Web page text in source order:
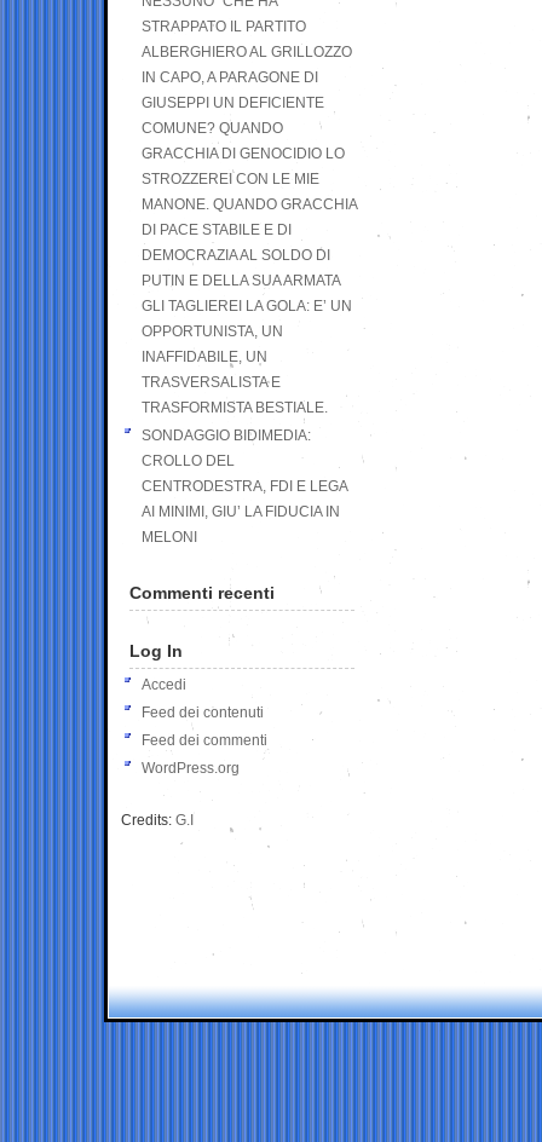
STRAPPATO IL PARTITO
ALBERGHIERO AL GRILLOZZO
IN CAPO, A PARAGONE DI
GIUSEPPI UN DEFICIENTE
COMUNE? QUANDO
GRACCHIA DI GENOCIDIO LO
STROZZEREI CON LE MIE
MANONE. QUANDO GRACCHIA
DI PACE STABILE E DI
DEMOCRAZIA AL SOLDO DI
PUTIN E DELLA SUA ARMATA
GLI TAGLIEREI LA GOLA: E’ UN
OPPORTUNISTA, UN
INAFFIDABILE, UN
TRASVERSALISTA E
TRASFORMISTA BESTIALE.
SONDAGGIO BIDIMEDIA:
CROLLO DEL
CENTRODESTRA, FDI E LEGA
AI MINIMI, GIU’ LA FIDUCIA IN
MELONI
Commenti recenti
Log In
Accedi
Feed dei contenuti
Feed dei commenti
WordPress.org
Credits: G.I